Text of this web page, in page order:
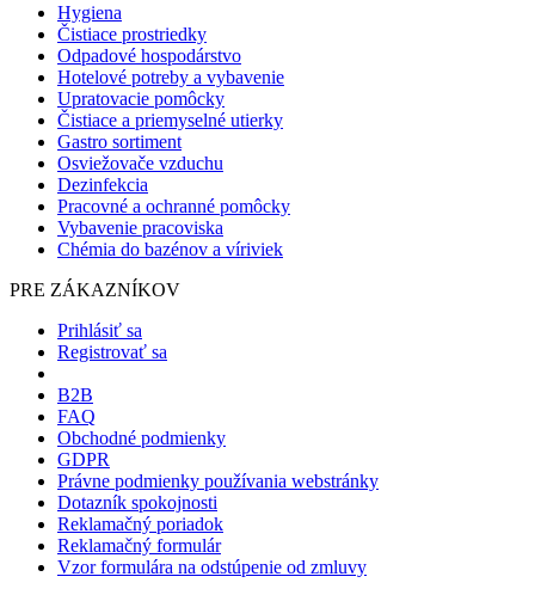
Hygiena
Čistiace prostriedky
Odpadové hospodárstvo
Hotelové potreby a vybavenie
Upratovacie pomôcky
Čistiace a priemyselné utierky
Gastro sortiment
Osviežovače vzduchu
Dezinfekcia
Pracovné a ochranné pomôcky
Vybavenie pracoviska
Chémia do bazénov a víriviek
PRE ZÁKAZNÍKOV
Prihlásiť sa
Registrovať sa
B2B
FAQ
Obchodné podmienky
GDPR
Právne podmienky používania webstránky
Dotazník spokojnosti
Reklamačný poriadok
Reklamačný formulár
Vzor formulára na odstúpenie od zmluvy